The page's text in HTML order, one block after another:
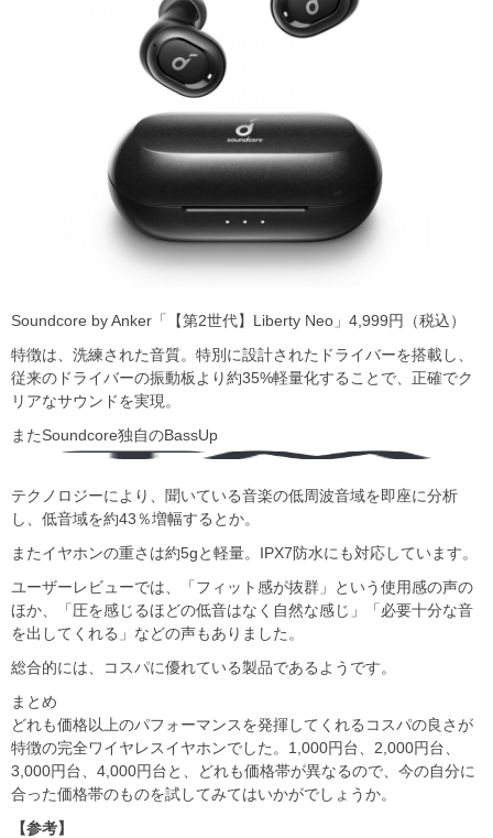
Soundcore by Anker「【第2世代】Liberty Neo」4,999円（税込）
特徴は、洗練された音質。特別に設計されたドライバーを搭載し、
従来のドライバーの振動板より約35%軽量化することで、正確でク
リアなサウンドを実現。
またSoundcore独⾃のBassUp
テクノロジーにより、聞いている⾳楽の低周波⾳域を即座に分析
し、低⾳域を約43％増幅するとか。
またイヤホンの重さは約5gと軽量。IPX7防水にも対応しています。
ユーザーレビューでは、「フィット感が抜群」という使用感の声の
ほか、「圧を感じるほどの低音はなく自然な感じ」「必要十分な音
を出してくれる」などの声もありました。
総合的には、コスパに優れている製品であるようです。
まとめ
どれも価格以上のパフォーマンスを発揮してくれるコスパの良さが
特徴の完全ワイヤレスイヤホンでした。1,000円台、2,000円台、
3,000円台、4,000円台と、どれも価格帯が異なるので、今の自分に
合った価格帯のものを試してみてはいかがでしょうか。
【参考】